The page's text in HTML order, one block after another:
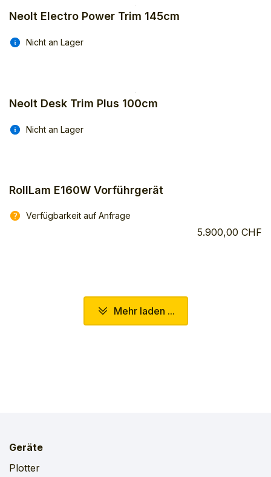
Neolt Electro Power Trim 145cm
Nicht an Lager
Neolt Desk Trim Plus 100cm
Nicht an Lager
RollLam E160W Vorführgerät
Verfügbarkeit auf Anfrage
5.900,00 CHF
Mehr laden ...
Geräte
Plotter